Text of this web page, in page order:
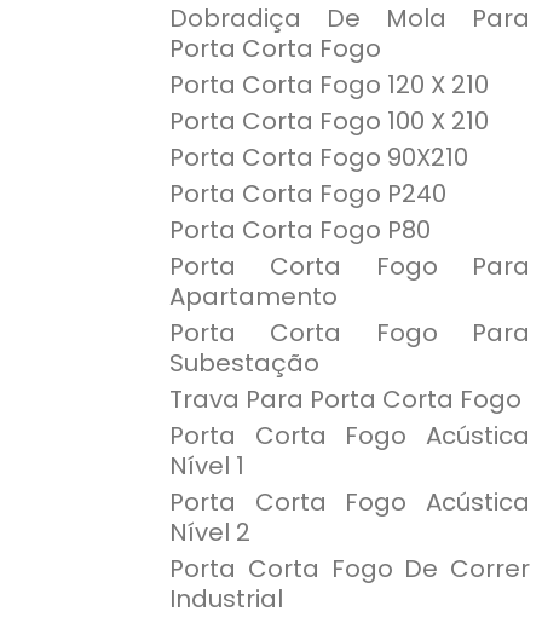
Dobradiça De Mola Para
Porta Corta Fogo
Porta Corta Fogo 120 X 210
Porta Corta Fogo 100 X 210
Porta Corta Fogo 90X210
Porta Corta Fogo P240
Porta Corta Fogo P80
Porta Corta Fogo Para
Apartamento
Porta Corta Fogo Para
Subestação
Trava Para Porta Corta Fogo
Porta Corta Fogo Acústica
Nível 1
Porta Corta Fogo Acústica
Nível 2
Porta Corta Fogo De Correr
Industrial